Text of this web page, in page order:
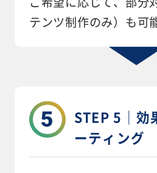
テンツ制作のみ）も可
5
STEP 5｜効
ーティング